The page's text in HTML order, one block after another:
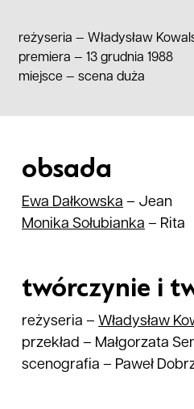
reżyseria — Władysław
premiera — 13 grudnia 1988
miejsce — scena duża
obsada
Ewa Dałkowska – Jean
Monika Sołubianka – Rita
twórczynie i
reżyseria – Władysław
przekład – Małgorzata
scenografia – Paweł